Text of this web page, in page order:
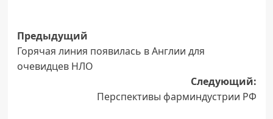
Навигация
записи
Предыдущий
Горячая линия появилась в Англии для
очевидцев НЛО
Следующий:
Перспективы фарминдустрии РФ